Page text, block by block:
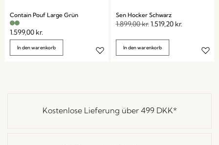
Contain Pouf Large Grün
1.599,00 kr.
In den warenkorb
Sen Hocker Schwarz
1.899,00kr.1.519,20 kr.
In den warenkorb
Kostenlose Lieferung über 499 DKK*